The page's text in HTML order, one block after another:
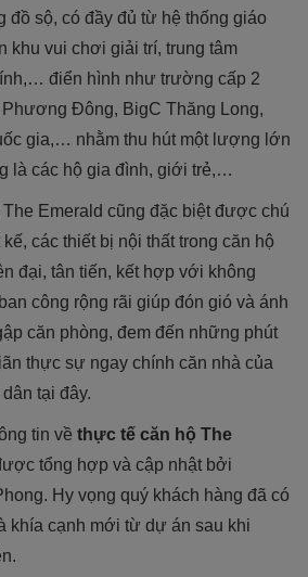
đồ sộ, có đầy đủ từ hệ thống giáo
khu vui chơi giải trí, trung tâm
điển hình như trường cấp 2
Phương Đông, BigC Thăng Long,
gia,… nhằm thu hút một lượng lớn
là các hộ gia đình, giới trẻ,…
Emerald cũng đặc biệt được chú
các thiết bị nội thất trong căn hộ
đại, tân tiến, kết hợp với không
công rộng rãi giúp đón gió và ánh
căn phòng, đem đến những phút
thực sự ngay chính căn nhà của
tại đây.
tin về thực tế căn hộ The
tổng hợp và cập nhật bởi
Hy vọng quý khách hàng đã có
khía cạnh mới từ dự án sau khi